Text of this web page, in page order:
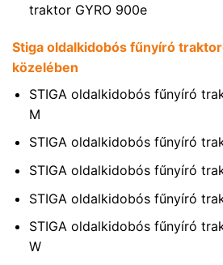
traktor GYRO 900e
Stiga oldalkidobós fűnyíró
közelében
STIGA oldalkidobós fűnyíró
M
STIGA oldalkidobós fűnyíró
STIGA oldalkidobós fűnyíró
STIGA oldalkidobós fűnyíró
STIGA oldalkidobós fűnyíró
W